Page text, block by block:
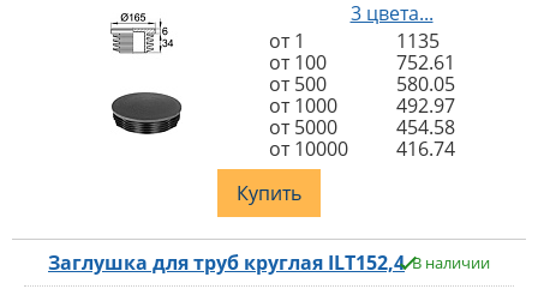
3 цвета...
от 1
1135
от 100
752.61
от 500
580.05
от 1000
492.97
от 5000
454.58
от 10000
416.74
Купить
Заглушка для труб круглая ILT152,4 В наличии